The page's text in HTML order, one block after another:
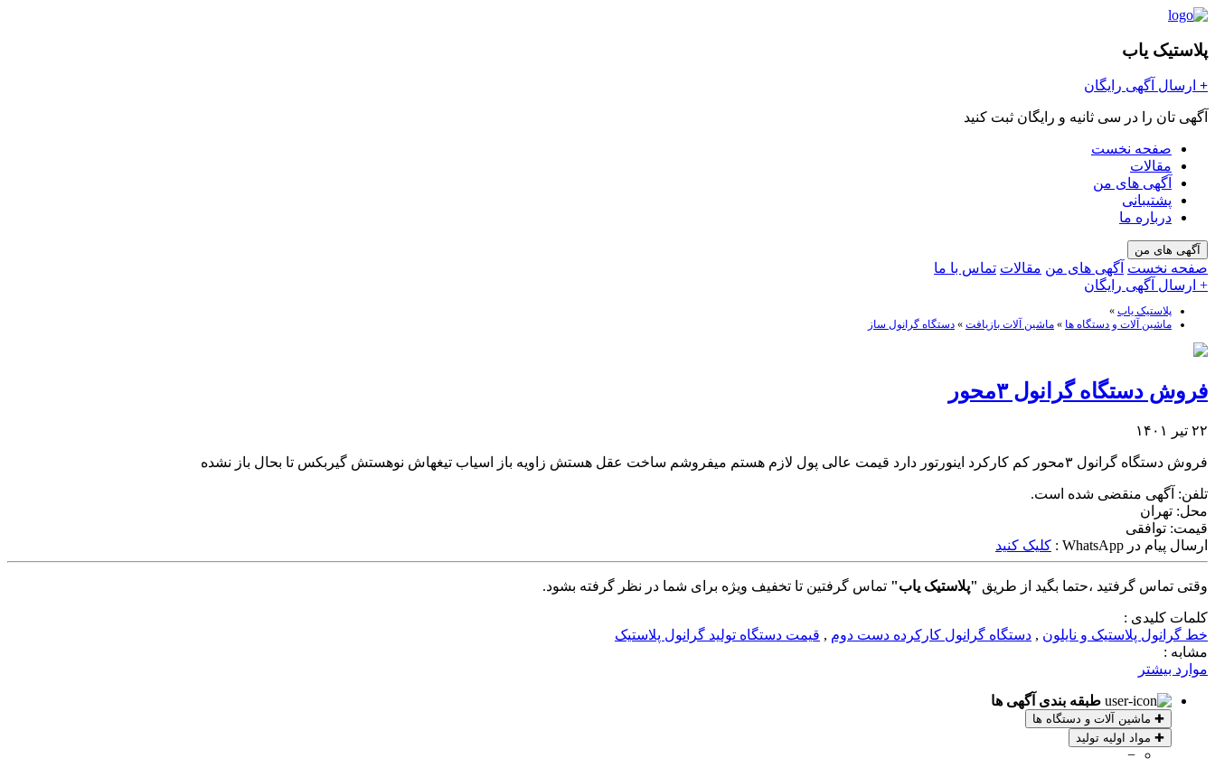
پلاستیک یاب
+ ارسال آگهی رایگان
آگهی تان را در سی ثانیه و رایگان ثبت کنید
صفحه نخست
مقالات
آگهی های من
پشتیبانی
درباره ما
آگهی های من
صفحه نخست آگهی های من مقالات تماس با ما
+ ارسال آگهی رایگان
پلاستیک یاب »
ماشین آلات و دستگاه ها » ماشین آلات بازیافت » دستگاه گرانول ساز
فروش دستگاه گرانول ۳محور
۲۲ تیر ۱۴۰۱
فروش دستگاه گرانول ۳محور کم کارکرد اینورتور دارد قیمت عالی پول لازم هستم میفروشم ساخت عقل هستش زاویه باز اسیاب تیغهاش نوهستش گیربکس تا بحال باز نشده
تلفن: آگهی منقضی شده است.
محل: تهران
قیمت: توافقی
ارسال پیام در WhatsApp :
کلیک کنید
وقتی تماس گرفتید ،حتما بگید از طریق "پلاستیک یاب" تماس گرفتین تا تخفیف ویژه برای شما در نظر گرفته بشود.
کلمات کلیدی :
خط گرانول پلاستیک و نایلون , دستگاه گرانول کارکرده دست دوم , قیمت دستگاه تولید گرانول پلاستیک
مشابه :
موارد بیشتر
طبقه بندی آگهی ها
✚ ماشین آلات و دستگاه ها
✚ مواد اولیه تولید
−